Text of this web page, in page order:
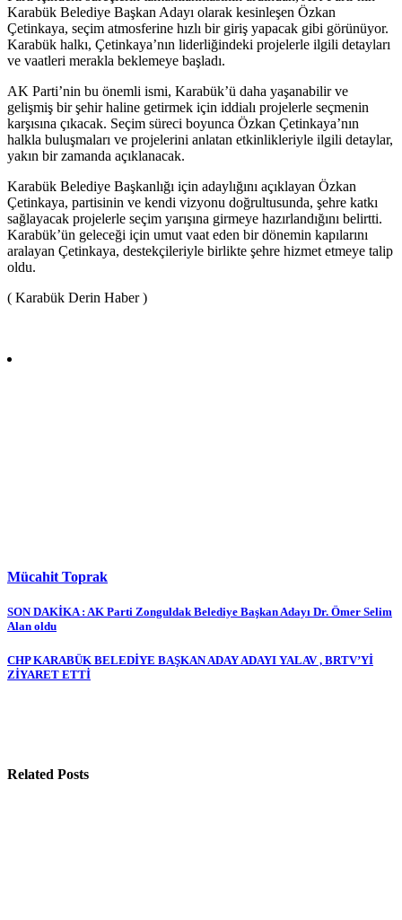
Karabük Belediye Başkan Adayı olarak kesinleşen Özkan
Çetinkaya, seçim atmosferine hızlı bir giriş yapacak gibi görünüyor.
Karabük halkı, Çetinkaya’nın liderliğindeki projelerle ilgili detayları
ve vaatleri merakla beklemeye başladı.
AK Parti’nin bu önemli ismi, Karabük’ü daha yaşanabilir ve
gelişmiş bir şehir haline getirmek için iddialı projelerle seçmenin
karşısına çıkacak. Seçim süreci boyunca Özkan Çetinkaya’nın
halkla buluşmaları ve projelerini anlatan etkinlikleriyle ilgili detaylar,
yakın bir zamanda açıklanacak.
Karabük Belediye Başkanlığı için adaylığını açıklayan Özkan
Çetinkaya, partisinin ve kendi vizyonu doğrultusunda, şehre katkı
sağlayacak projelerle seçim yarışına girmeye hazırlandığını belirtti.
Karabük’ün geleceği için umut vaat eden bir dönemin kapılarını
aralayan Çetinkaya, destekçileriyle birlikte şehre hizmet etmeye talip
oldu.
( Karabük Derin Haber )
Mücahit Toprak
Yazı
gezinmesi
SON DAKİKA : AK Parti Zonguldak Belediye Başkan Adayı Dr. Ömer Selim
Alan oldu
CHP KARABÜK BELEDİYE BAŞKAN ADAY ADAYI YALAV , BRTV’Yİ
ZİYARET ETTİ
Related Posts